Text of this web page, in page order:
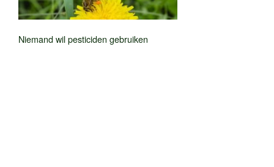
Niemand wil pesticiden gebruiken